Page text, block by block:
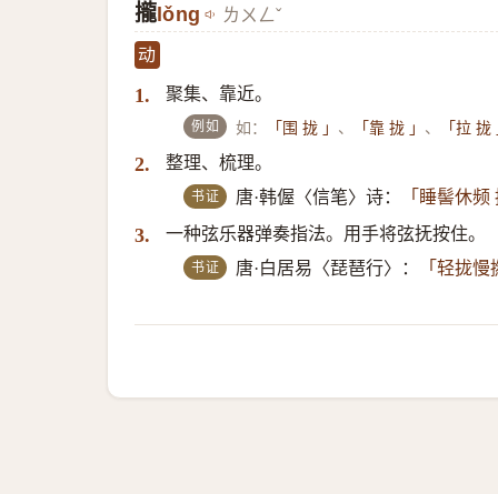
攏 lǒng ㄌㄨㄥˇ
动
1. 聚集、靠近。
例如 如： 「围 拢 」 、 「靠 拢 」 、 「拉 拢
2. 整理、梳理。
书证 唐·韩偓〈信笔〉诗： 「睡髻休
3. 一种弦乐器弹奏指法。用手将弦抚按住。
书证 唐·白居易〈琵琶行〉： 「轻拢